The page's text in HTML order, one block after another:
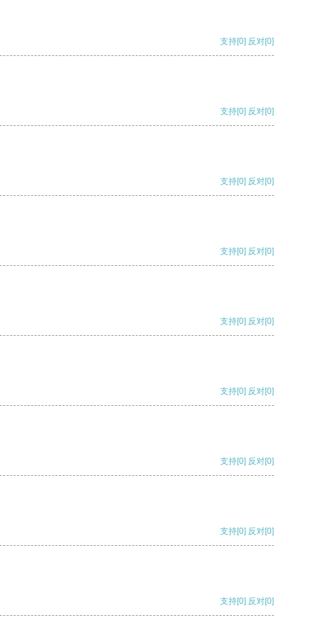
支持[0] 反对[0]
支持[0] 反对[0]
支持[0] 反对[0]
支持[0] 反对[0]
支持[0] 反对[0]
支持[0] 反对[0]
支持[0] 反对[0]
支持[0] 反对[0]
支持[0] 反对[0]